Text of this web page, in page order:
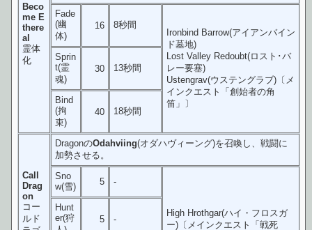
Beco
me E
there
al
霊体
化
Fade
(幽
体)
16 8秒間
Ironbind Barrow(アイアンバイン
ド墓地)
Lost Valley Redoubt(ロスト･バ
レー要塞)
Ustengrav(ウステングラブ)〔メ
インクエスト「創始者の角
笛」〕
Sprin
t(霊
魂)
30 13秒間
Bind
(拘
束)
40 18秒間
Call
Drag
on
コー
ルド
DragonのOdahviing(オダハヴィーング)を召喚し、戦闘に
加勢させる。
Sno
w(雪)
5 -
High Hrothgar(ハイ・フロスガ
ー)〔メインクエスト「戦死
Hunt
er(狩
5 -